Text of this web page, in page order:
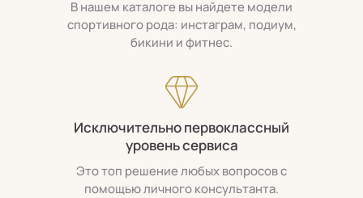
В нашем каталоге вы найдете модели
спортивного рода: инстаграм, подиум,
бикини и фитнес.
Исключительно первоклассный
уровень сервиса
Это топ решение любых вопросов с
помощью личного консультанта.